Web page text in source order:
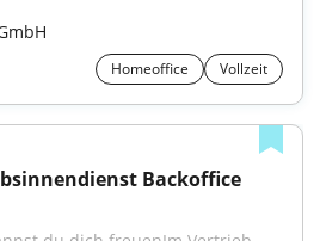
Homeoffice Vollzeit
Backoffice